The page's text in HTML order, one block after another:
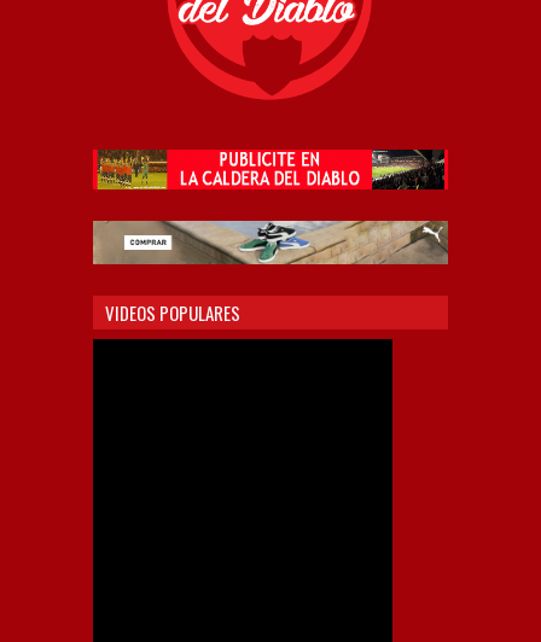
VIDEOS POPULARES